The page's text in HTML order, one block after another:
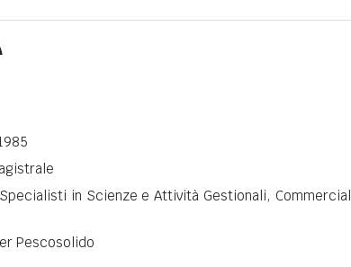
in Scienze e Attività Gestionali,
Pescosolido